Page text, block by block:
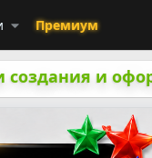
Премиум
создания и